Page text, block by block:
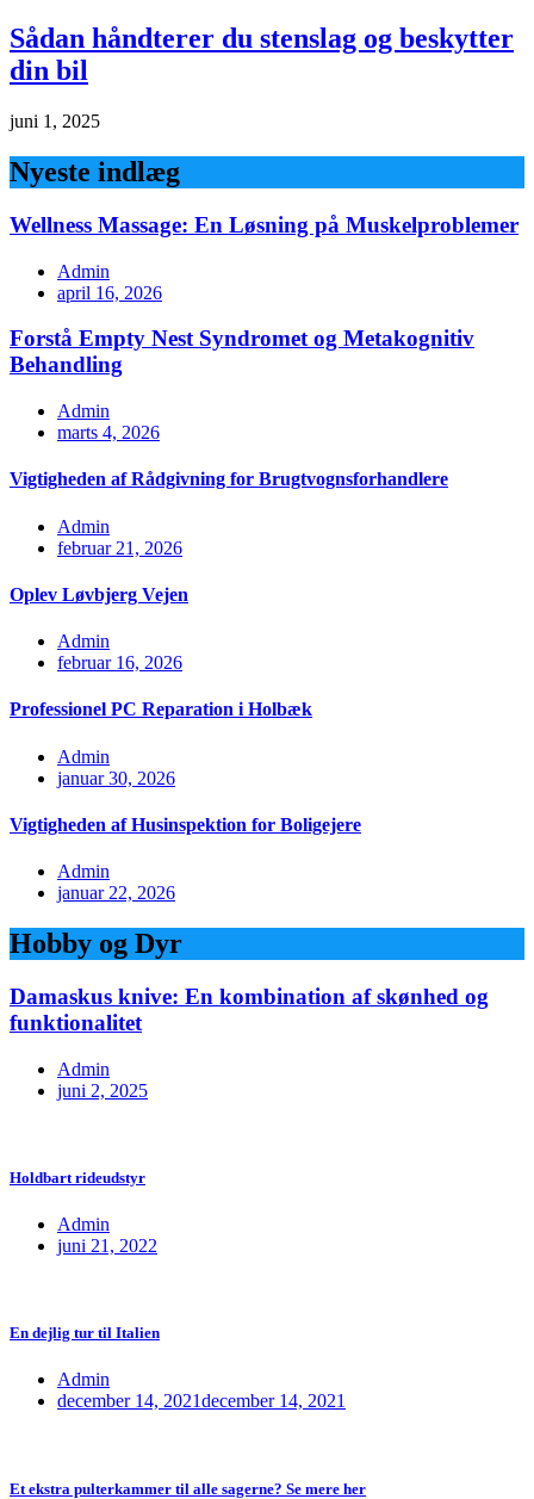
Sådan håndterer du stenslag og beskytter
din bil
juni 1, 2025
Nyeste indlæg
Wellness Massage: En Løsning på Muskelproblemer
Admin
april 16, 2026
Forstå Empty Nest Syndromet og Metakognitiv
Behandling
Admin
marts 4, 2026
Vigtigheden af Rådgivning for Brugtvognsforhandlere
Admin
februar 21, 2026
Oplev Løvbjerg Vejen
Admin
februar 16, 2026
Professionel PC Reparation i Holbæk
Admin
januar 30, 2026
Vigtigheden af Husinspektion for Boligejere
Admin
januar 22, 2026
Hobby og Dyr
Damaskus knive: En kombination af skønhed og
funktionalitet
Admin
juni 2, 2025
Holdbart rideudstyr
Admin
juni 21, 2022
En dejlig tur til Italien
Admin
december 14, 2021december 14, 2021
Et ekstra pulterkammer til alle sagerne? Se mere her